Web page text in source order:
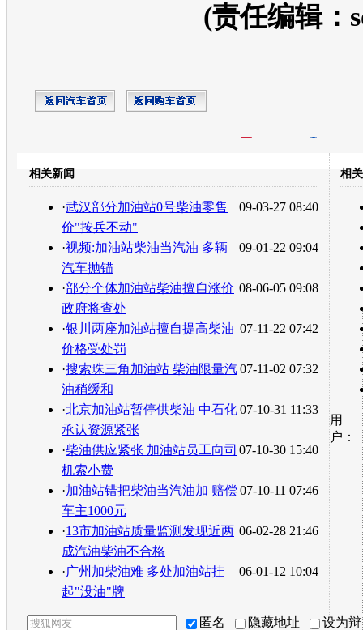
(责任编辑：
转发至：
相关新闻
09-03-27 08:40
·武汉部分加油站0号柴油零售
价"按兵不动"
09-01-22 09:04
·视频:加油站柴油当汽油 多辆
汽车抛锚
08-06-05 09:08
·部分个体加油站柴油擅自涨价
政府将查处
07-11-22 07:42
·银川两座加油站擅自提高柴油
价格受处罚
07-11-02 07:32
·搜索珠三角加油站 柴油限量汽
油稍缓和
07-10-31 11:33
·北京加油站暂停供柴油 中石化
承认资源紧张
07-10-30 15:40
·柴油供应紧张 加油站员工向司
机索小费
07-10-11 07:46
·加油站错把柴油当汽油加 赔偿
车主1000元
06-02-28 21:46
·13市加油站质量监测发现近两
成汽油柴油不合格
06-01-12 10:04
·广州加柴油难 多处加油站挂
起"没油"牌
相
用
户：
匿名 隐藏地址
设为辩